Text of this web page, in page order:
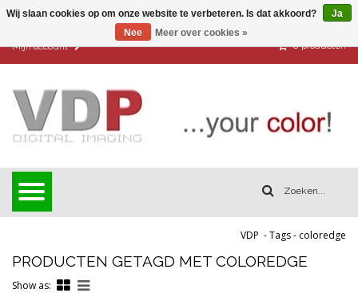
Mijn account 0 producten
VDP -Tags- coloredge
PRODUCTEN GETAGD MET COLOREDGE
Show as:
Wij slaan cookies op om onze website te verbeteren. Is dat akkoord?
Ja
Nee
Meer over cookies »